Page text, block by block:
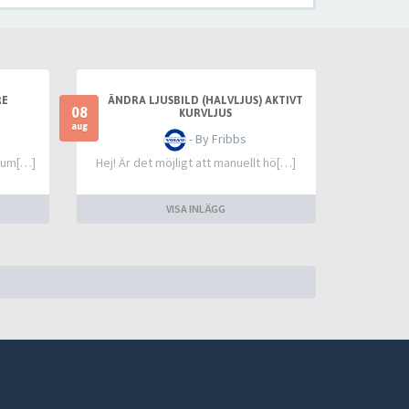
08
aug
ÄNDRA LJUSBILD (HALVLJUS) AKTIVT
KURVLJUS
- By Fribbs
Hej! Är det möjligt att manuellt hö[…]
VISA INLÄGG